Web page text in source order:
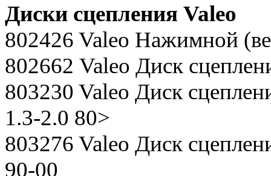
Диски сцепления Valeo
802426 Valeo Нажимной
802662 Valeo Диск
803230 Valeo Диск
1.3-2.0 80>
803276 Valeo Диск
90-00